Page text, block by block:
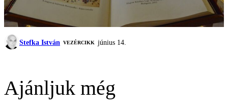
Stefka István VEZÉRCIKK június 14.
Ajánljuk még